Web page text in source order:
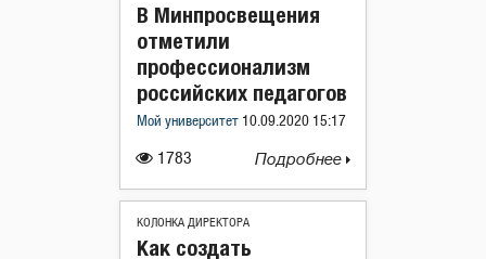
1783
В Минпросвещения
отметили
профессионализм
российских педагогов
Мой университет 10.09.2020 15:17
Подробнее
КОЛОНКА ДИРЕКТОРА
Как создать